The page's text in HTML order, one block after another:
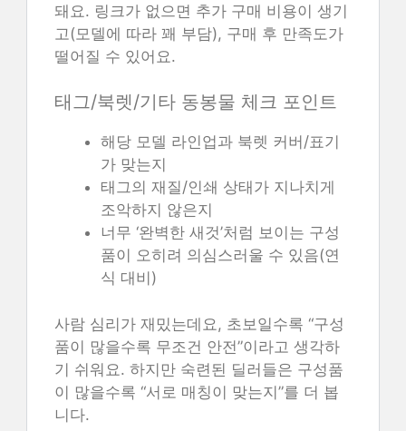
돼요. 링크가 없으면 추가 구매 비용이 생기
고(모델에 따라 꽤 부담), 구매 후 만족도가
떨어질 수 있어요.
태그/북렛/기타 동봉물 체크 포인트
해당 모델 라인업과 북렛 커버/표기
가 맞는지
태그의 재질/인쇄 상태가 지나치게
조악하지 않은지
너무 ‘완벽한 새것’처럼 보이는 구성
품이 오히려 의심스러울 수 있음(연
식 대비)
사람 심리가 재밌는데요, 초보일수록 “구성
품이 많을수록 무조건 안전”이라고 생각하
기 쉬워요. 하지만 숙련된 딜러들은 구성품
이 많을수록 “서로 매칭이 맞는지”를 더 봅
니다.